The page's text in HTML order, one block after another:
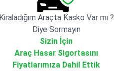
Kiraladığım Araçta Kasko Var mı ?
Diye Sormayın
Sizin İçin
Araç Hasar Sigortasını
Fiyatlarımıza Dahil Ettik